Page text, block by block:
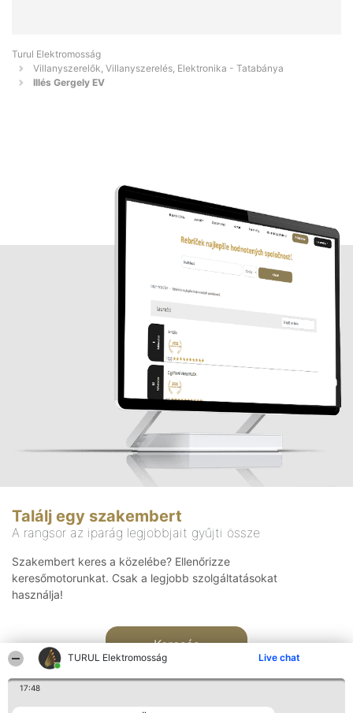
TURUL Elektromosság Live chat
17:48
Turul Elektromosság
Villanyszerelők, Villanyszerelés, Elektronika - Tatabánya
Illés Gergely EV
Találj egy szakembert
A rangsor az iparág legjobbjait gyűjti össze
Szakembert keres a közelébe? Ellenőrizze
keresőmotorunkat. Csak a legjobb szolgáltatásokat
használja!
Keresés